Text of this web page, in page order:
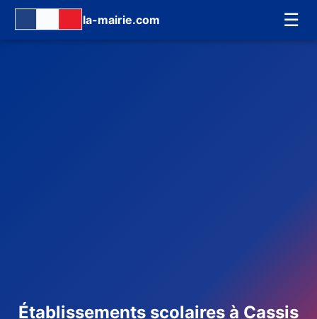
la-mairie.com ☰
Établissements scolaires à Cassis